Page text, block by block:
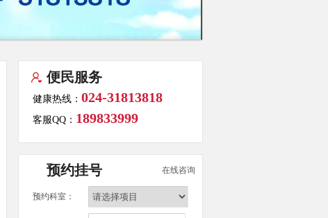
便民服务
健康热线： 024-31813818
客服QQ： 189833999
预约挂号 在线咨询
预约科室：